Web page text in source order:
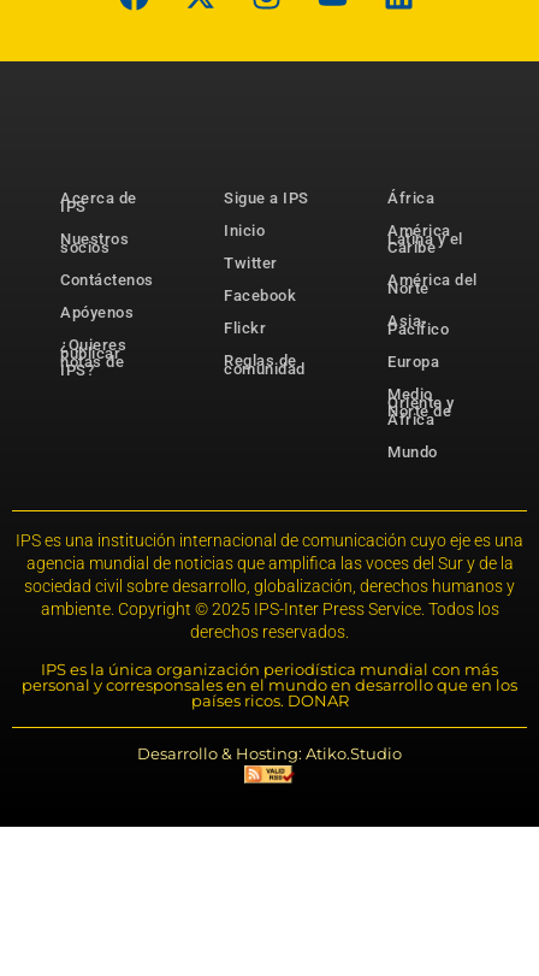
Acerca de
IPS
Nuestros
socios
Contáctenos
Apóyenos
¿Quieres
publicar
notas de
IPS?
Sigue a IPS
Inicio
Twitter
Facebook
Flickr
Reglas de
comunidad
África
América
Latina y el
Caribe
América del
Norte
Asia-
Pacífico
Europa
Medio
Oriente y
Norte de
África
Mundo
IPS es una institución internacional de comunicación cuyo eje es una
agencia mundial de noticias que amplifica las voces del Sur y de la
sociedad civil sobre desarrollo, globalización, derechos humanos y
ambiente. Copyright © 2025 IPS-Inter Press Service. Todos los
derechos reservados.
IPS es la única organización periodística mundial con más
personal y corresponsales en el mundo en desarrollo que en los
países ricos. DONAR
Desarrollo & Hosting: Atiko.Studio